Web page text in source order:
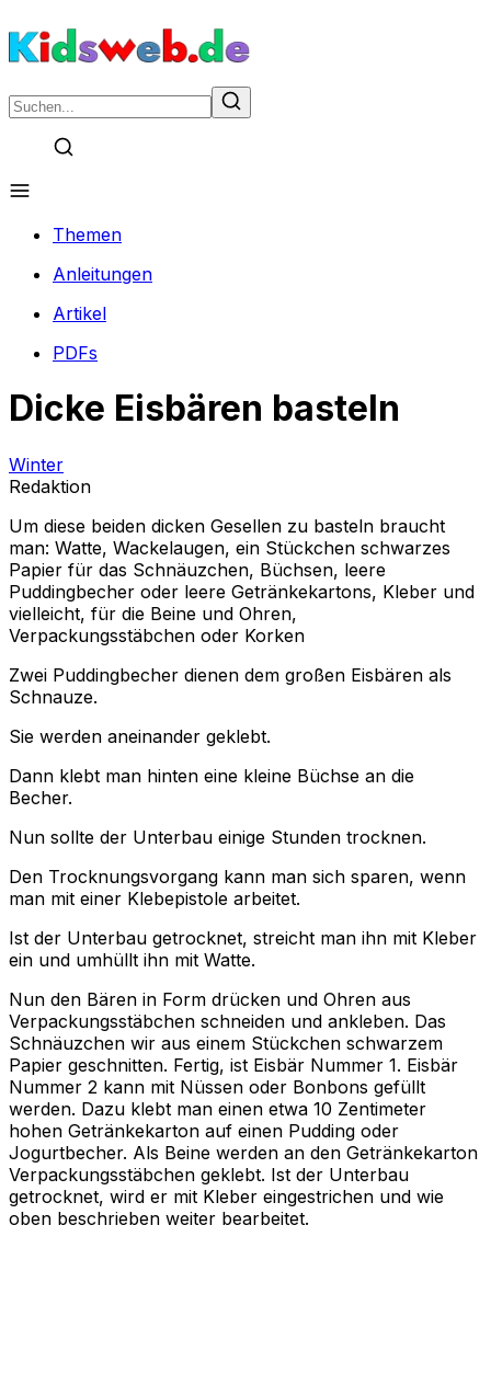
Themen
Anleitungen
Artikel
PDFs
Dicke Eisbären basteln
Winter
Redaktion
Um diese beiden dicken Gesellen zu basteln braucht
man: Watte, Wackelaugen, ein Stückchen schwarzes
Papier für das Schnäuzchen, Büchsen, leere
Puddingbecher oder leere Getränkekartons, Kleber und
vielleicht, für die Beine und Ohren,
Verpackungsstäbchen oder Korken
Zwei Puddingbecher dienen dem großen Eisbären als
Schnauze.
Sie werden aneinander geklebt.
Dann klebt man hinten eine kleine Büchse an die
Becher.
Nun sollte der Unterbau einige Stunden trocknen.
Den Trocknungsvorgang kann man sich sparen, wenn
man mit einer Klebepistole arbeitet.
Ist der Unterbau getrocknet, streicht man ihn mit Kleber
ein und umhüllt ihn mit Watte.
Nun den Bären in Form drücken und Ohren aus
Verpackungsstäbchen schneiden und ankleben. Das
Schnäuzchen wir aus einem Stückchen schwarzem
Papier geschnitten. Fertig, ist Eisbär Nummer 1. Eisbär
Nummer 2 kann mit Nüssen oder Bonbons gefüllt
werden. Dazu klebt man einen etwa 10 Zentimeter
hohen Getränkekarton auf einen Pudding oder
Jogurtbecher. Als Beine werden an den Getränkekarton
Verpackungsstäbchen geklebt. Ist der Unterbau
getrocknet, wird er mit Kleber eingestrichen und wie
oben beschrieben weiter bearbeitet.